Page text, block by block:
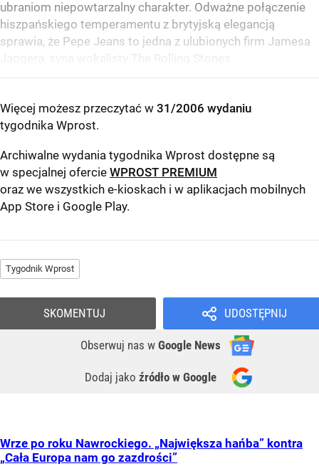
ubraniom niepowtarzalny charakter. Odważne połączenie
hiszpańskiego temperamentu z brytyjską elegancją
sprawia, że Pepe Jeans to jedna z ulubionych firm Jamesa
Jaggera, syna wokalisty The Rolling Stones.
Więcej możesz przeczytać w 31/2006 wydaniu
tygodnika Wprost.
Archiwalne wydania tygodnika Wprost dostępne są
w specjalnej ofercie WPROST PREMIUM
oraz we wszystkich e-kioskach i w aplikacjach mobilnych
App Store i Google Play.
Tygodnik Wprost
UDOSTĘPNIJ
Obserwuj nas w Google News
Dodaj jako źródło w Google
SKOMENTUJ
Wrze po roku Nawrockiego. „Największa hańba” kontra
„Cała Europa nam go zazdrości”